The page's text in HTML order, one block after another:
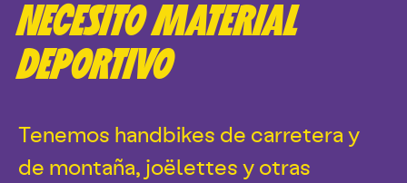
NECESITO MATERIAL
DEPORTIVO
Tenemos handbikes de carretera y
de montaña, joëlettes y otras